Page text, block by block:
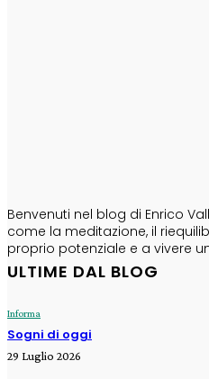
Benvenuti nel blog di Enrico
come la meditazione, il
proprio potenziale e a vivere
ULTIME DAL BLOG
Informa
Sogni di oggi
29 Luglio 2026